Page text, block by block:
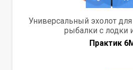
Универсальный эхолот
рыбалки с лодки
Практик